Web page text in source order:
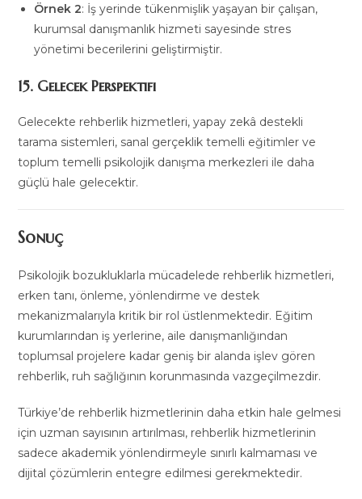
Örnek 2: İş yerinde tükenmişlik yaşayan bir çalışan,
kurumsal danışmanlık hizmeti sayesinde stres
yönetimi becerilerini geliştirmiştir.
15. Gelecek Perspektifi
Gelecekte rehberlik hizmetleri, yapay zekâ destekli
tarama sistemleri, sanal gerçeklik temelli eğitimler ve
toplum temelli psikolojik danışma merkezleri ile daha
güçlü hale gelecektir.
Sonuç
Psikolojik bozukluklarla mücadelede rehberlik hizmetleri,
erken tanı, önleme, yönlendirme ve destek
mekanizmalarıyla kritik bir rol üstlenmektedir. Eğitim
kurumlarından iş yerlerine, aile danışmanlığından
toplumsal projelere kadar geniş bir alanda işlev gören
rehberlik, ruh sağlığının korunmasında vazgeçilmezdir.
Türkiye’de rehberlik hizmetlerinin daha etkin hale gelmesi
için uzman sayısının artırılması, rehberlik hizmetlerinin
sadece akademik yönlendirmeyle sınırlı kalmaması ve
dijital çözümlerin entegre edilmesi gerekmektedir.